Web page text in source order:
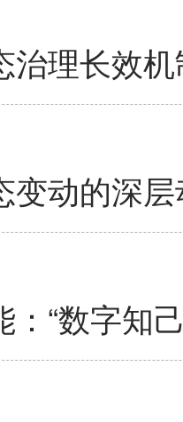
治理长效
变动的深
“数字知